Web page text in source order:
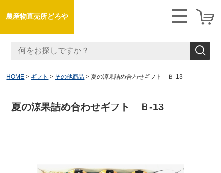
農産物直売所どろや
HOME ギフト その他商品 夏の涼果詰め合わせギフト Ｂ-13
夏の涼果詰め合わせギフト Ｂ-13